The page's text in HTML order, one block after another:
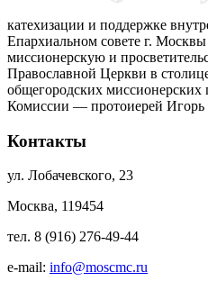
катехизации и поддержке
Епархиальном совете г.
миссионерскую и
Православной Церкви в
общегородских миссионерских
Комиссии — протоиерей
Контакты
ул. Лобачевского, 23
Москва, 119454
тел. 8 (916) 276-49-44
e-mail: info@moscmc.ru